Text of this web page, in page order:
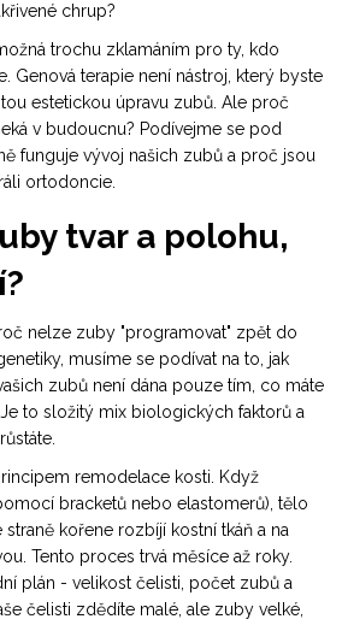
chrup?
trochu zklamáním pro ty, kdo
Genová terapie není nástroj, který byste
estetickou úpravu zubů. Ale proč
v budoucnu? Podívejme se pod
funguje vývoj našich zubů a proč jsou
ortodoncie.
tvar a polohu,
nelze zuby "programovat" zpět do
musíme se podívat na to, jak
zubů není dána pouze tím, co máte
to složitý mix biologických faktorů a
remodelace kosti. Když
bracketů nebo elastomerů), tělo
straně kořene rozbíjí kostní tkáň a na
Tento proces trvá měsíce až roky.
plán - velikost čelisti, počet zubů a
čelisti zdědíte malé, ale zuby velké,